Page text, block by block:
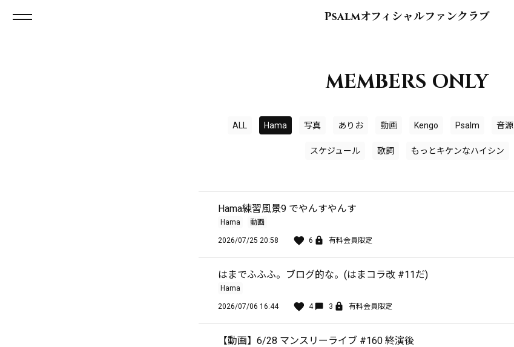
Psalmオフィシャルファンクラブ
MEMBERS ONLY
ALL Hama 写真 ありお 動画 Kengo Psalm 音源
スケジュール 歌詞 もっとキケンなハイシン
Hama練習風景9 でやんすやんす
Hama 動画
2026/07/25 20:58 6 有料会員限定
はまでふふふ。ブログ的な。(はまコラ改 #11だ)
Hama
2026/07/06 16:44 4 3 有料会員限定
【動画】6/28 マンスリーライブ #160 終演後